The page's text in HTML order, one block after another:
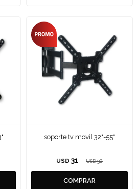
soporte tv movil 32"-55"
USD 31 USD 32